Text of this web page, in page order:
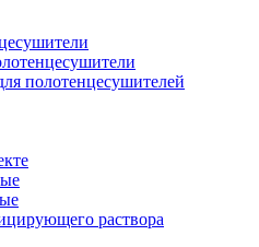
полотенцесушителей
раствора